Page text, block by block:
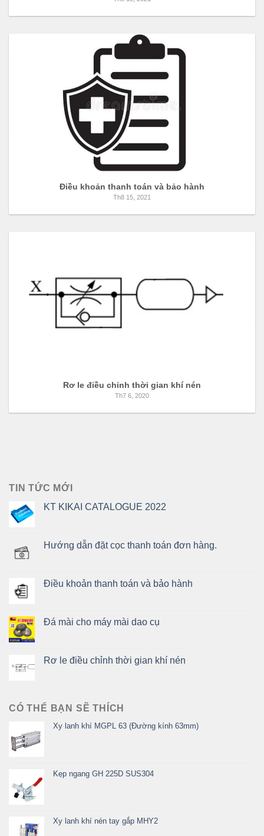
Điều khoản thanh toán và bảo hành
Th8 15, 2021
Rơ le điều chỉnh thời gian khí nén
Th7 6, 2020
TIN TỨC MỚI
KT KIKAI CATALOGUE 2022
Hướng dẫn đặt cọc thanh toán đơn hàng.
Điều khoản thanh toán và bảo hành
Đá mài cho máy mài dao cụ
Rơ le điều chỉnh thời gian khí nén
CÓ THỂ BẠN SẼ THÍCH
Xy lanh khí MGPL 63 (Đường kính 63mm)
Kẹp ngang GH 225D SUS304
Xy lanh khí nén tay gắp MHY2